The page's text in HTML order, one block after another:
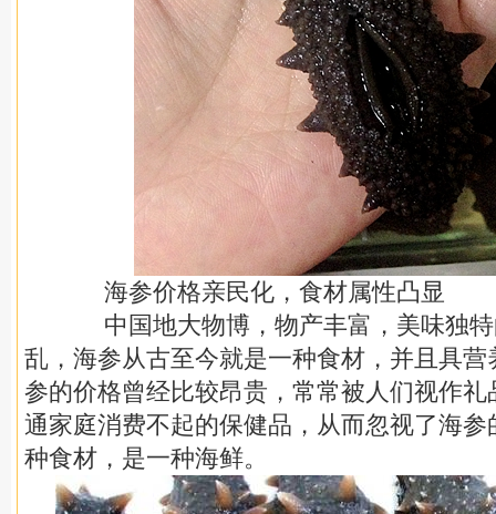
海参价格亲民化，食材属性凸显
中国地大物博，物产丰富，美味独特
乱，海参从古至今就是一种食材，并且具
参的价格曾经比较昂贵，常常被人们视作
通家庭消费不起的保健品，从而忽视了海
种食材，是一种海鲜。